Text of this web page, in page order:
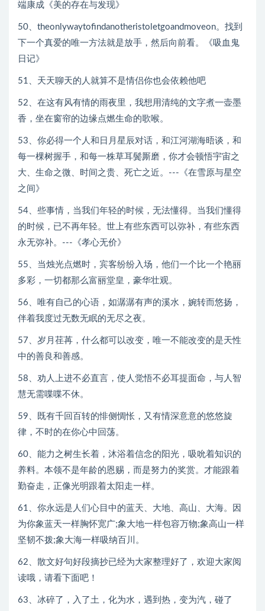
端康成《美的存在与发现》
50、theonlywaytofindanotheristoletgoandmoveon。找到
下一个真爱的唯一方法就是放手，然后向前看。《吸血鬼
日记》
51、天天聊天的人就算不是情侣你也会依赖他吧
52、在这有风有情的雨夜里，我想用清纯的文字煮一壶墨
香，坐在窗帘的边缘点燃生命的歌喉。
53、你必得一个人和日月星辰对话，和江河湖海晤谈，和
每一棵树握手，和每一株草耳鬓厮磨，你才会顿悟宇宙之
大、生命之微、时间之贵、死亡之近。---《在雪原与星空
之间》
54、些事情，当我们年轻的时候，无法懂得。当我们懂得
的时候，已不再年轻。世上有些东西可以弥补，有些东西
永无弥补。---《孝心无价》
55、当烛光点燃时，宾客纷纷入场，他们一个比一个艳丽
多彩，一切都那么富丽堂皇，豪华壮观。
56、唯有自己的心语，如潺潺有声的溪水，婉转而悠扬，
伴着我度过无数无眠的无尽之夜。
57、岁月荏苒，什么都可以改变，唯一不能改变的是天性
中的善良和善感。
58、劝人上进不必直言，使人觉悟不必耳提面命，与人智
慧无需喋喋不休。
59、既有千回百转的悱侧惆怅，又有情深意意的悠悠旋
律，不时的在你心中回荡。
60、能力之树生长着，沐浴着信念的阳光，吸吮着知识的
养料。本领不是年龄的恩赐，而是努力的奖赏。才能跟着
勤奋走，正像光明跟着太阳走一样。
61、你永远是人们心目中的蓝天、大地、高山、大海。因
为你象蓝天一样胸怀宽广;象大地一样包容万物;象高山一样
坚韧不拨;象大海一样吸纳百川。
62、散文好句好段摘抄已经为大家整理好了，欢迎大家阅
读哦，请看下面吧！
63、冰碎了，入了土，化为水，遇到热，变为汽，碰了